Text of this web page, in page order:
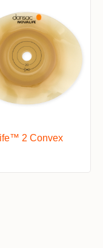
2 Convex